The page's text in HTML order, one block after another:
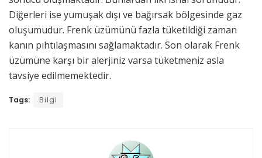
Diğerleri ise yumuşak dışı ve bağırsak bölgesinde gaz
oluşumudur. Frenk üzümünü fazla tüketildiği zaman
kanın pıhtılaşmasını sağlamaktadır. Son olarak Frenk
üzümüne karşı bir alerjiniz varsa tüketmeniz asla
tavsiye edilmemektedir.
Tags: Bilgi